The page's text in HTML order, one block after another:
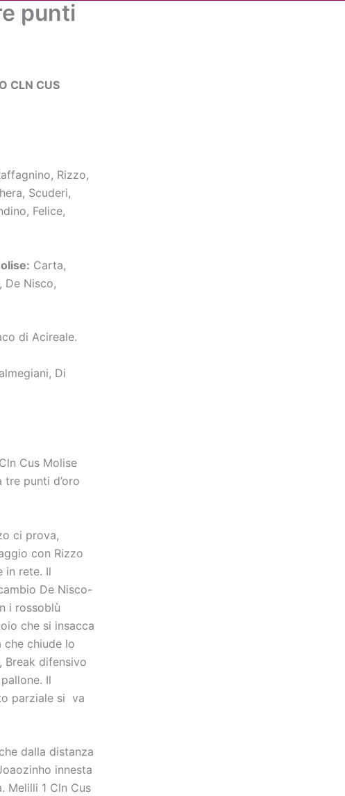
Media
punti
CLN CUS
Rizzo,
Scuderi,
Felice,
Carta,
De Nisco,
di Acireale.
Di
Cus Molise
punti d’oro
ci prova,
con Rizzo
in rete. Il
De Nisco-
i rossoblù
che si insacca
che chiude lo
Break difensivo
Il
parziale si va
dalla distanza
innesta
Melilli 1 Cln Cus